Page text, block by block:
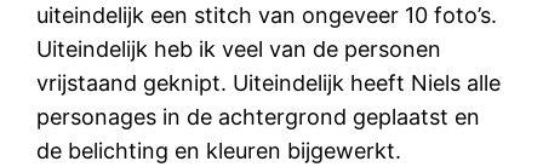
uiteindelijk een stitch van ongeveer 10 foto’s.
Uiteindelijk heb ik veel van de personen
vrijstaand geknipt. Uiteindelijk heeft Niels alle
personages in de achtergrond geplaatst en
de belichting en kleuren bijgewerkt.